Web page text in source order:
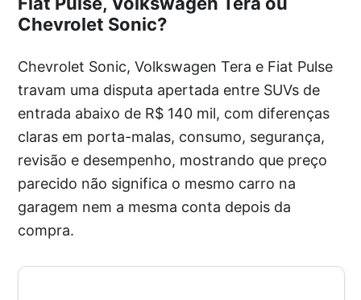
Chevrolet Sonic?
Chevrolet Sonic, Volkswagen Tera e Fiat Pulse
travam uma disputa apertada entre SUVs de
entrada abaixo de R$ 140 mil, com diferenças
claras em porta-malas, consumo, segurança,
revisão e desempenho, mostrando que preço
parecido não significa o mesmo carro na
garagem nem a mesma conta depois da
compra.